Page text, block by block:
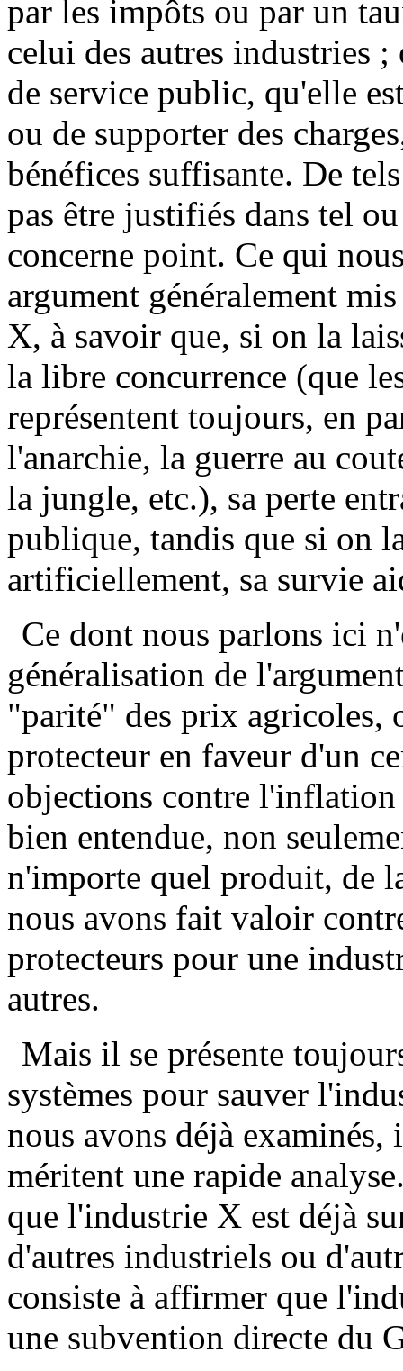
par les impôts ou par un
celui des autres industries
de service public, qu'elle
ou de supporter des
bénéfices suffisante. De
pas être justifiés dans tel
concerne point. Ce qui
argument généralement
X, à savoir que, si on la
la libre concurrence (que
représentent toujours, en
l'anarchie, la guerre au
la jungle, etc.), sa perte
publique, tandis que si on
artificiellement, sa survie
Ce dont nous parlons ici
généralisation de
"parité" des prix agricoles,
protecteur en faveur d'un
objections contre
bien entendue, non
n'importe quel produit, de
nous avons fait valoir
protecteurs pour une
autres.
Mais il se présente
systèmes pour sauver
nous avons déjà
méritent une rapide
que l'industrie X est déjà
d'autres industriels ou
consiste à affirmer que
une subvention directe du